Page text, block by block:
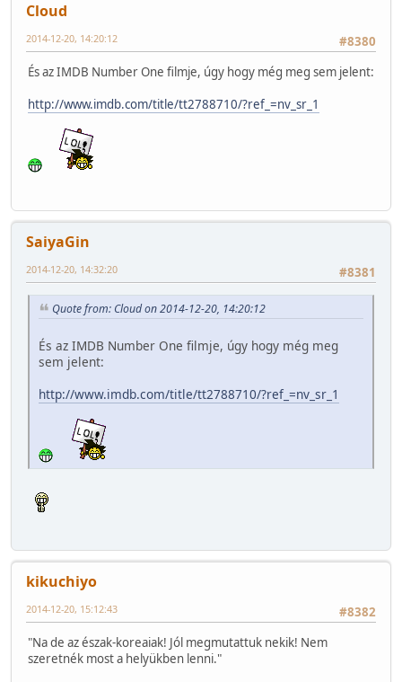
Cloud
#8380
2014-12-20, 14:20:12
És az IMDB Number One filmje, úgy hogy még meg sem jelent:
http://www.imdb.com/title/tt2788710/?ref_=nv_sr_1
SaiyaGin
#8381
2014-12-20, 14:32:20
Quote from: Cloud on 2014-12-20, 14:20:12
És az IMDB Number One filmje, úgy hogy még meg
sem jelent:
http://www.imdb.com/title/tt2788710/?ref_=nv_sr_1
kikuchiyo
#8382
2014-12-20, 15:12:43
"Na de az észak-koreaiak! Jól megmutattuk nekik! Nem
szeretnék most a helyükben lenni."